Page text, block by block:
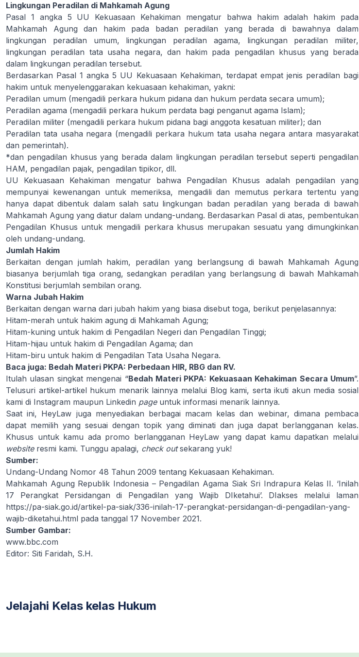
Lingkungan Peradilan di Mahkamah Agung
Pasal 1 angka 5 UU Kekuasaan Kehakiman mengatur bahwa hakim adalah hakim pada
Mahkamah Agung dan hakim pada badan peradilan yang berada di bawahnya dalam
lingkungan peradilan umum, lingkungan peradilan agama, lingkungan peradilan militer,
lingkungan peradilan tata usaha negara, dan hakim pada pengadilan khusus yang berada
dalam lingkungan peradilan tersebut.
Berdasarkan Pasal 1 angka 5 UU Kekuasaan Kehakiman, terdapat empat jenis peradilan bagi
hakim untuk menyelenggarakan kekuasaan kehakiman, yakni:
Peradilan umum (mengadili perkara hukum pidana dan hukum perdata secara umum);
Peradilan agama (mengadili perkara hukum perdata bagi penganut agama Islam);
Peradilan militer (mengadili perkara hukum pidana bagi anggota kesatuan militer); dan
Peradilan tata usaha negara (mengadili perkara hukum tata usaha negara antara masyarakat
dan pemerintah).
*dan pengadilan khusus yang berada dalam lingkungan peradilan tersebut seperti pengadilan
HAM, pengadilan pajak, pengadilan tipikor, dll.
UU Kekuasaan Kehakiman mengatur bahwa Pengadilan Khusus adalah pengadilan yang
mempunyai kewenangan untuk memeriksa, mengadili dan memutus perkara tertentu yang
hanya dapat dibentuk dalam salah satu lingkungan badan peradilan yang berada di bawah
Mahkamah Agung yang diatur dalam undang-undang. Berdasarkan Pasal di atas, pembentukan
Pengadilan Khusus untuk mengadili perkara khusus merupakan sesuatu yang dimungkinkan
oleh undang-undang.
Jumlah Hakim
Berkaitan dengan jumlah hakim, peradilan yang berlangsung di bawah Mahkamah Agung
biasanya berjumlah tiga orang, sedangkan peradilan yang berlangsung di bawah Mahkamah
Konstitusi berjumlah sembilan orang.
Warna Jubah Hakim
Berkaitan dengan warna dari jubah hakim yang biasa disebut toga, berikut penjelasannya:
Hitam-merah untuk hakim agung di Mahkamah Agung;
Hitam-kuning untuk hakim di Pengadilan Negeri dan Pengadilan Tinggi;
Hitam-hijau untuk hakim di Pengadilan Agama; dan
Hitam-biru untuk hakim di Pengadilan Tata Usaha Negara.
Baca juga: Bedah Materi PKPA: Perbedaan HIR, RBG dan RV.
Itulah ulasan singkat mengenai “Bedah Materi PKPA: Kekuasaan Kehakiman Secara Umum”.
Telusuri artikel-artikel hukum menarik lainnya melalui Blog kami, serta ikuti akun media sosial
kami di Instagram maupun Linkedin pageuntuk informasi menarik lainnya.
Saat ini, HeyLaw juga menyediakan berbagai macam kelas dan webinar, dimana pembaca
dapat memilih yang sesuai dengan topik yang diminati dan juga dapat berlangganan kelas.
Khusus untuk kamu ada promo berlangganan HeyLaw yang dapat kamu dapatkan melalui
websiteresmi kami. Tunggu apalagi, check outsekarang yuk!
Sumber:
Undang-Undang Nomor 48 Tahun 2009 tentang Kekuasaan Kehakiman.
Mahkamah Agung Republik Indonesia – Pengadilan Agama Siak Sri Indrapura Kelas II. ‘Inilah
17 Perangkat Persidangan di Pengadilan yang Wajib DIketahui’. DIakses melalui laman
https://pa-siak.go.id/artikel-pa-siak/336-inilah-17-perangkat-persidangan-di-pengadilan-yang-
wajib-diketahui.html pada tanggal 17 November 2021.
Sumber Gambar:
www.bbc.com
Editor: Siti Faridah, S.H.
Jelajahi Kelas kelas Hukum